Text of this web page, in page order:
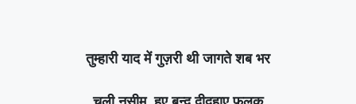
तुम्हारी याद में गुज़री थी जागते शब भर